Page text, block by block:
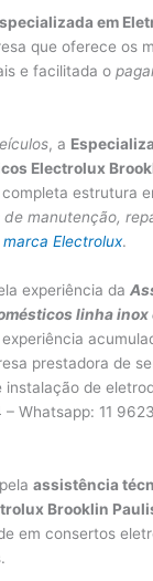
em
que oferece os
e facilitada o
, a
Electrolux
completa estrutura
de manutenção,
marca Electrolux.
experiência da
linha inox
prestadora de
instalação de
Whatsapp: 11
assistência
Brooklin
em consertos